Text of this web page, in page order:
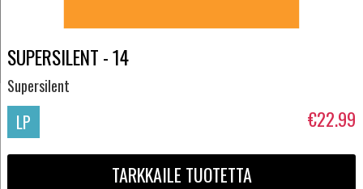
SUPERSILENT - 14
Supersilent
LP €22.99
TARKKAILE TUOTETTA